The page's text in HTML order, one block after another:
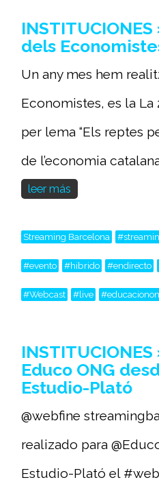
dels
Un any mes hem
Economistes, es la
per lema “Els reptes
de l’economia
leer más
Streaming Barcelona
#evento #hibrido #endirecto
#Webcast #live
Educo ONG
Estudio-Plató
@webfine
realizado para
Estudio-Plató el